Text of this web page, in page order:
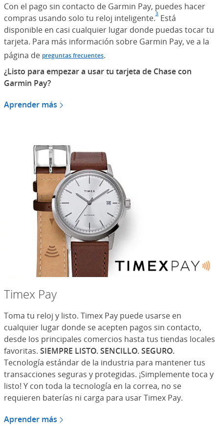
Con el pago sin contacto de Garmin Pay, puedes hacer
compras usando solo tu reloj inteligente.Nota al pie de
3 (Se abre en
Está
disponible en casi cualquier lugar donde puedas tocar tu
tarjeta. Para más información sobre Garmin Pay, ve a la
página de preguntas frecuentes.
¿Listo para empezar a usar tu tarjeta de Chase con
Garmin Pay?
Aprender más
Timex Pay
Toma tu reloj y listo. Timex Pay puede usarse en
cualquier lugar donde se acepten pagos sin contacto,
desde los principales comercios hasta tus tiendas locales
favoritas. SIEMPRE LISTO. SENCILLO. SEGURO.
Tecnología estándar de la industria para mantener tus
transacciones seguras y protegidas. ¡Simplemente toca y
listo! Y con toda la tecnología en la correa, no se
requieren baterías ni carga para usar Timex Pay.
Aprender más